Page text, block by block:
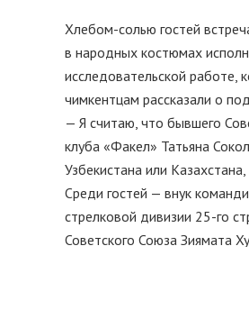
Хлебом-солью гостей
в народных костюмах
исследовательской работе,
чимкентцам рассказали о
— Я считаю, что бывшего
клуба «Факел» Татьяна
Узбекистана или
Среди гостей — внук
стрелковой дивизии 25-го
Советского Союза Зиямата